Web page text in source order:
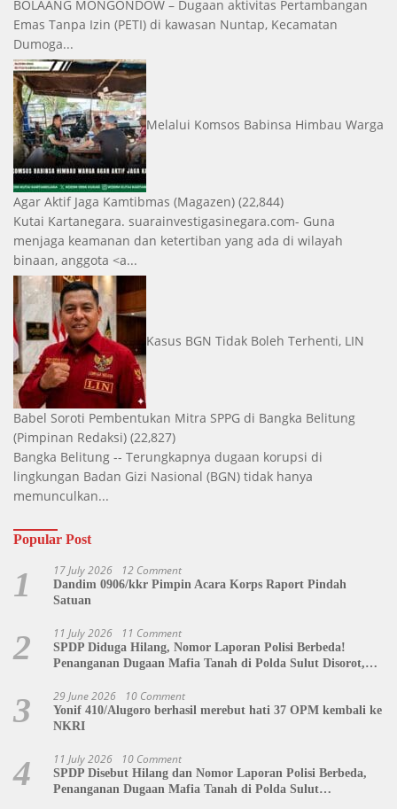
BOLAANG MONGONDOW – Dugaan aktivitas Pertambangan
Emas Tanpa Izin (PETI) di kawasan Nuntap, Kecamatan
Dumoga...
Melalui Komsos Babinsa Himbau Warga
Agar Aktif Jaga Kamtibmas (Magazen) (22,844)
Kutai Kartanegara. suarainvestigasinegara.com- Guna
menjaga keamanan dan ketertiban yang ada di wilayah
binaan, anggota <a...
Kasus BGN Tidak Boleh Terhenti, LIN
Babel Soroti Pembentukan Mitra SPPG di Bangka Belitung
(Pimpinan Redaksi) (22,827)
Bangka Belitung -- Terungkapnya dugaan korupsi di
lingkungan Badan Gizi Nasional (BGN) tidak hanya
memunculkan...
Popular Post
1 17 July 2026 12 Comment
Dandim 0906/kkr Pimpin Acara Korps Raport Pindah
Satuan
2 11 July 2026 11 Comment
SPDP Diduga Hilang, Nomor Laporan Polisi Berbeda!
Penanganan Dugaan Mafia Tanah di Polda Sulut Disorot,
3 29 June 2026 10 Comment
Yonif 410/Alugoro berhasil merebut hati 37 OPM kembali ke
NKRI
4 11 July 2026 10 Comment
SPDP Disebut Hilang dan Nomor Laporan Polisi Berbeda,
Penanganan Dugaan Mafia Tanah di Polda Sulut